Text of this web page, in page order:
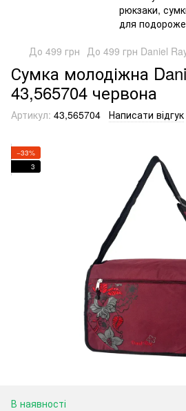
До 499 грн До 499 грн Daniel
Сумка молодіжна
43,565704 червона
Артикул: 43,565704 Написати відгук
−33%
3
В наявності